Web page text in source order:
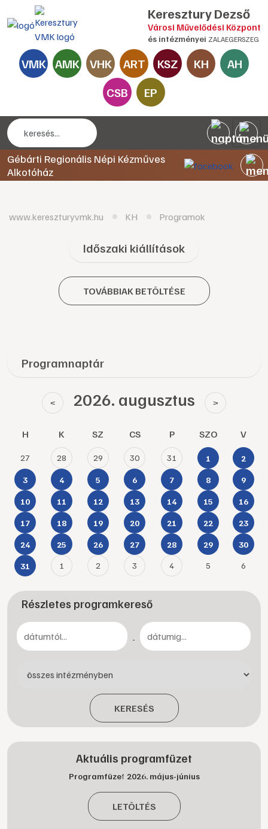
Keresztury Dezső
Városi Művelődési Központ
és intézményei ZALAEGERSZEG
VMK AMK VHK ART KSZ KH
AH
CSB
EP
Gébárti Regionális Népi Kézműves
Alkotóház
www.kereszturyvmk.hu KH Programok
Időszaki kiállítások
TOVÁBBIAK BETÖLTÉSE
Programnaptár
< 2026. augusztus >
H K SZ CS P SZO V
27 28 29 30 31 1 2
3 4 5 6 7 8 9
10 11 12 13 14 15 16
17 18 19 20 21 22 23
24 25 26 27 28 29 30
31 1 2 3 4 5 6
Részletes programkereső
-
KERESÉS
Aktuális programfüzet
Programfüzet 2026. május-június
LETÖLTÉS